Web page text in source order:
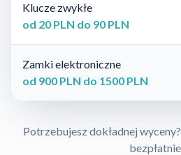
Klucze zwykłe
od 20 PLN do 90 PLN
Zamki elektroniczne
od 900 PLN do 1500 PLN
Potrzebujesz dokładnej